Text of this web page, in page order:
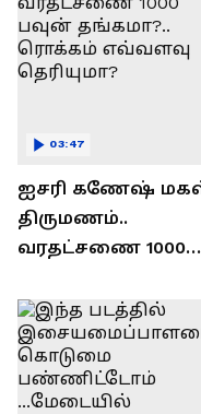
ஐசரி கணேஷ்
திருமணம்..
வரதட்சணை 1000
ரொக்கம் எவ்வளவு
தெரியுமா?
03:47